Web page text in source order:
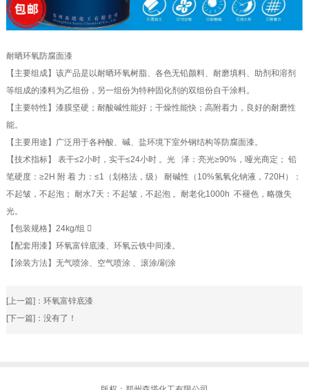
耐晒环氧防腐面漆
【主要组成】该产品是以耐晒环氧树脂、各色无铅颜料、耐磨填料、助剂和溶剂
等组成的漆料为乙组份，另一组份为特种固化剂的双组份自干涂料。
【主要特性】漆膜坚硬；耐酸碱性能好；干燥性能快；高附着力，良好的耐磨性
能。
【主要用途】广泛用于各种酸、碱、盐环境下室外钢结构等防腐面漆。
【技术指标】 表干≤2小时，实干≤24小时 。光 泽：亮光≥90%，哑光商定； 铅
笔硬度：≥2H 附 着 力：≤1（划格法，级） 耐碱性（10%氢氧化钠液，720H）：
不起皱，不起泡； 耐水7天：不起皱，不起泡 。耐老化1000h 不褪色，略微失
光。
【包装规格】24kg/组 
【配套用漆】环氧富锌底漆、环氧云铁中间漆。
【涂装方法】无气喷涂、空气喷涂 、滚涂/刷涂
[上一篇]： 环氧富锌底漆
[下一篇]：没有了！